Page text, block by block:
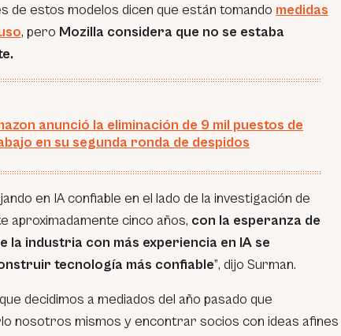
de estos modelos dicen que están tomando medidas
, pero Mozilla considera que no se estaba
anunció la eliminación de 9 mil puestos de
en su segunda ronda de despidos
en IA confiable en el lado de la investigación de
aproximadamente cinco años, con la esperanza de
la industria con más experiencia en IA se
tecnología más confiable”, dijo Surman.
decidimos a mediados del año pasado que
nosotros mismos y encontrar socios con ideas afines